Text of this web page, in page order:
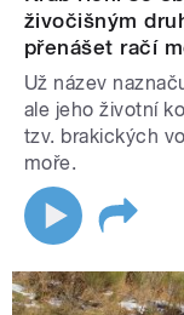
živočišným
přenášet račí
Už název
ale jeho životní
tzv. brakických
moře.